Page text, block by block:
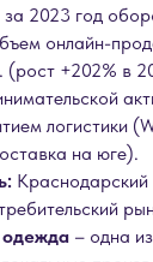
2023 год
онлайн-
(рост +202% в
логистики
на юге).
одежда – одна